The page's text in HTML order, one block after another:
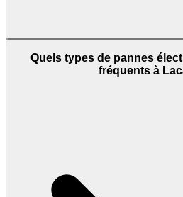
Quels types de pannes
fréquents à